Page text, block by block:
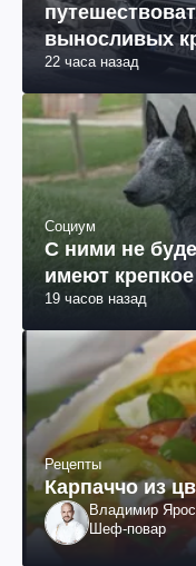
выносливых
22 часа назад
Социум
С ними не
имеют
19 часов назад
Рецепты
Карпаччо из
Владимир
Шеф-повар